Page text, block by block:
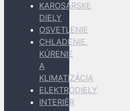
KAROSÁRSKE
DIELY
OSVETLENIE
CHLADENIE,
KÚRENIE
A
KLIMATIZÁCIA
ELEKTRODIELY
INTERIÉR